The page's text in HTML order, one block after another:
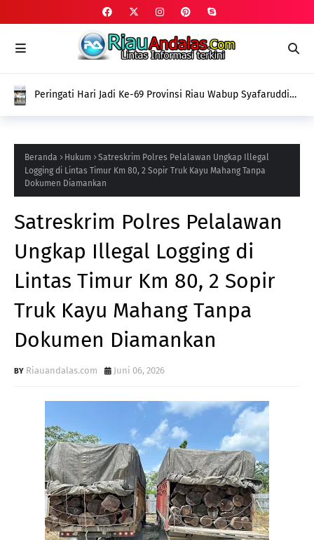
Peringati Hari Jadi Ke-69 Provinsi Riau Wabup Syafaruddin
Pelayanan
Beranda Hukum
Satreskrim Polres Pelalawan Ungkap Illegal
Logging di Lintas Timur Km 80, 2 Sopir Truk Kayu Mahang Tanpa
Dokumen Diamankan
Satreskrim Polres Pelalawan
Ungkap Illegal Logging di
Lintas Timur Km 80, 2 Sopir
Truk Kayu Mahang Tanpa
Dokumen Diamankan
Riauandalas.com Juni 06, 2026